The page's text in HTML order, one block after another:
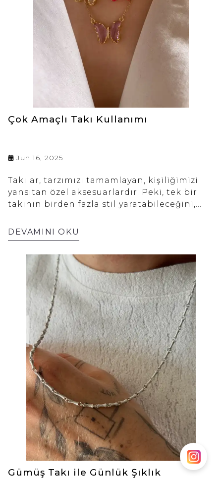
Çok Amaçlı Takı Kullanımı
Jun 16, 2025
Takılar, tarzımızı tamamlayan, kişiliğimizi
yansıtan özel aksesuarlardır. Peki, tek bir
takının birden fazla stil yaratabileceğini,
düşündünüz mü? Çok amaçlı takı kavramı,
tam da bu noktada devreye giriyor.
ön plana çıkaran bu parçalar, modern
yaşamın dinamiklerine mükemmel bir uyum
gösteriyor. Hem şıklığı hem de pratikliği bir
arada arayanlar için çok amaçlı takılar,
gardıropların vazgeçilmez bir unsuru haline
geliyor.
DEVAMINI OKU
Gümüş Takı ile Günlük Şıklık